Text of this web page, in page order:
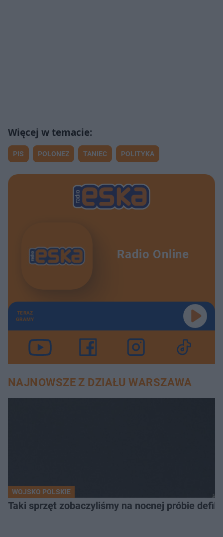
PIS POLONEZ TANIEC POLITYKA
Radio Online
TERAZ
GRAMY
NAJNOWSZE Z DZIAŁU WARSZAWA
WOJSKO POLSKIE
Taki sprzęt zobaczyliśmy na nocnej próbie